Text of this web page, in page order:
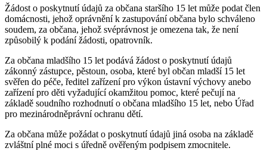
Žádost o poskytnutí údajů za občana staršího 15 let může podat člen
domácnosti, jehož oprávnění k zastupování občana bylo schváleno
soudem, za občana, jehož svéprávnost je omezena tak, že není
způsobilý k podání žádosti, opatrovník.
Za občana mladšího 15 let podává žádost o poskytnutí údajů
zákonný zástupce, pěstoun, osoba, které byl občan mladší 15 let
svěřen do péče, ředitel zařízení pro výkon ústavní výchovy anebo
zařízení pro děti vyžadující okamžitou pomoc, které pečují na
základě soudního rozhodnutí o občana mladšího 15 let, nebo Úřad
pro mezinárodněprávní ochranu dětí.
Za občana může požádat o poskytnutí údajů jiná osoba na základě
zvláštní plné moci s úředně ověřeným podpisem zmocnitele.